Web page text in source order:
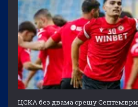
ЦСКА без двама срещу Септември